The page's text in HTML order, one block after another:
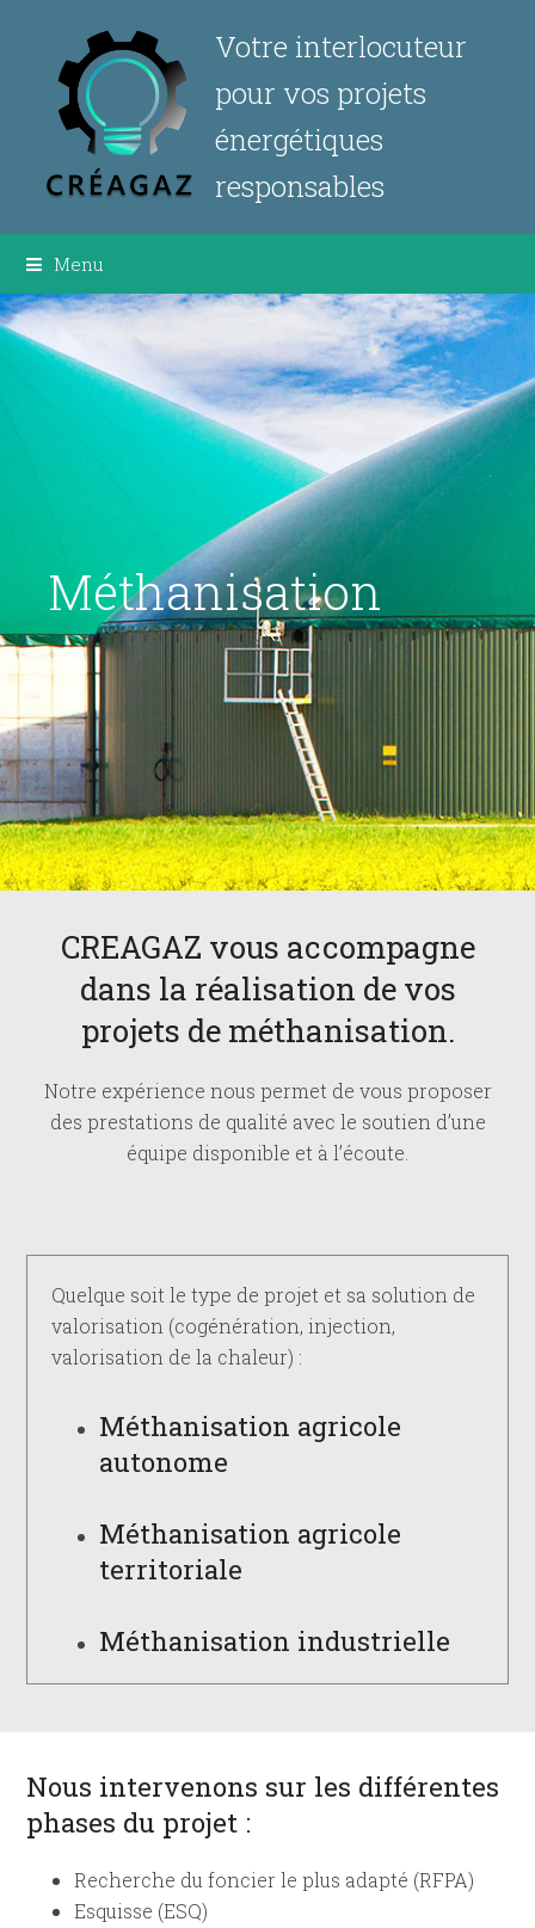
Votre interlocuteur
pour vos projets
énergétiques
responsables
Menu
Méthanisation
CREAGAZ vous accompagne
dans la réalisation de vos
projets de méthanisation.
Notre expérience nous permet de vous proposer
des prestations de qualité avec le soutien d’une
équipe disponible et à l’écoute.
Quelque soit le type de projet et sa solution de
valorisation (cogénération, injection,
valorisation de la chaleur) :
Méthanisation agricole
autonome
Méthanisation agricole
territoriale
Méthanisation industrielle
Nous intervenons sur les différentes
phases du projet :
Recherche du foncier le plus adapté (RFPA)
Esquisse (ESQ)